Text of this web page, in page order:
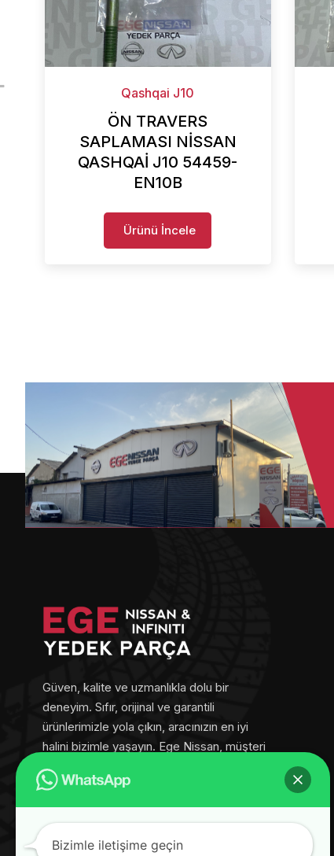
Qashqai J10
ÖN TRAVERS
SAPLAMASI NİSSAN
QASHQAİ J10 54459-
EN10B
Ürünü İncele
Güven, kalite ve uzmanlıkla dolu bir
deneyim. Sıfır, orijinal ve garantili
ürünlerimizle yola çıkın, aracınızın en iyi
halini bizimle yaşayın. Ege Nissan, müşteri
memnuniyetini her adımda ön planda
tutar.
Bizimle iletişime geçin